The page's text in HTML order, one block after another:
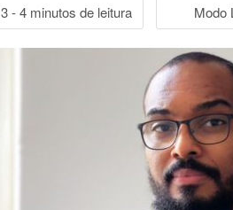
3 - 4 minutos de leitura Modo